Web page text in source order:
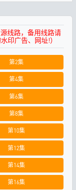
源线路，备用线路请
印广告、网址!）
第2集
第4集
第6集
第8集
第10集
第12集
第14集
第16集